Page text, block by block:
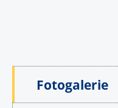
Fotogalerie